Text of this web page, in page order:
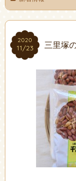
2020
11/23
2020
11/23 三里塚